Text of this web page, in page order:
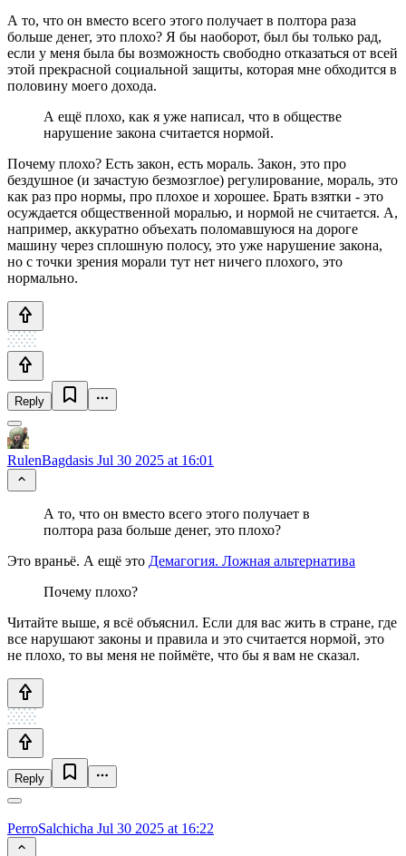
А то, что он вместо всего этого получает в полтора раза
больше денег, это плохо? Я бы наоборот, был бы только рад,
если у меня была бы возможность свободно отказаться от всей
этой прекрасной социальной защиты, которая мне обходится в
половину моего дохода.
А ещё плохо, как я уже написал, что в обществе
нарушение закона считается нормой.
Почему плохо? Есть закон, есть мораль. Закон, это про
бездушное (и зачастую безмозглое) регулирование, мораль, это
как раз про нормы, про плохое и хорошее. Брать взятки - это
осуждается общественной моралью, и нормой не считается. А,
например, аккуратно объехать поломавшуюся на дороге
машину через сплошную полосу, это уже нарушение закона,
но с точки зрения морали тут нет ничего плохого, это
нормально.
Reply
RulenBagdasis Jul 30 2025 at 16:01
А то, что он вместо всего этого получает в
полтора раза больше денег, это плохо?
Это враньё. А ещё это Демагогия. Ложная альтернатива
Почему плохо?
Читайте выше, я всё объяснил. Если для вас жить в стране, где
все нарушают законы и правила и это считается нормой, это
не плохо, то вы меня не поймёте, что бы я вам не сказал.
Reply
PerroSalchicha Jul 30 2025 at 16:22